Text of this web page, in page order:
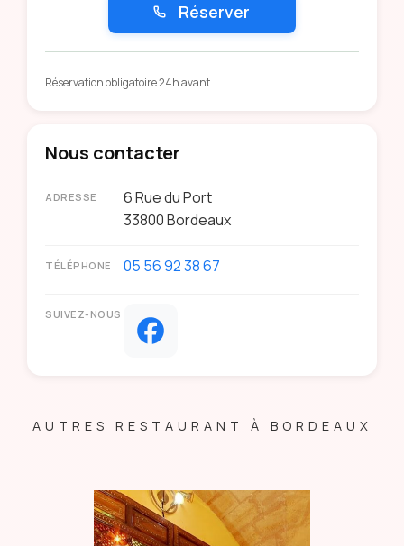
Réserver
Réservation obligatoire 24h avant
Nous contacter
ADRESSE
6 Rue du Port
33800Bordeaux
TÉLÉPHONE 05 56 92 38 67
SUIVEZ-NOUS
AUTRES RESTAURANT À BORDEAUX